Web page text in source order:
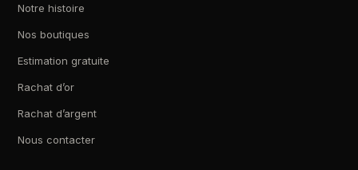
Notre histoire
Nos boutiques
Estimation gratuite
Rachat d’or
Rachat d’argent
Nous contacter